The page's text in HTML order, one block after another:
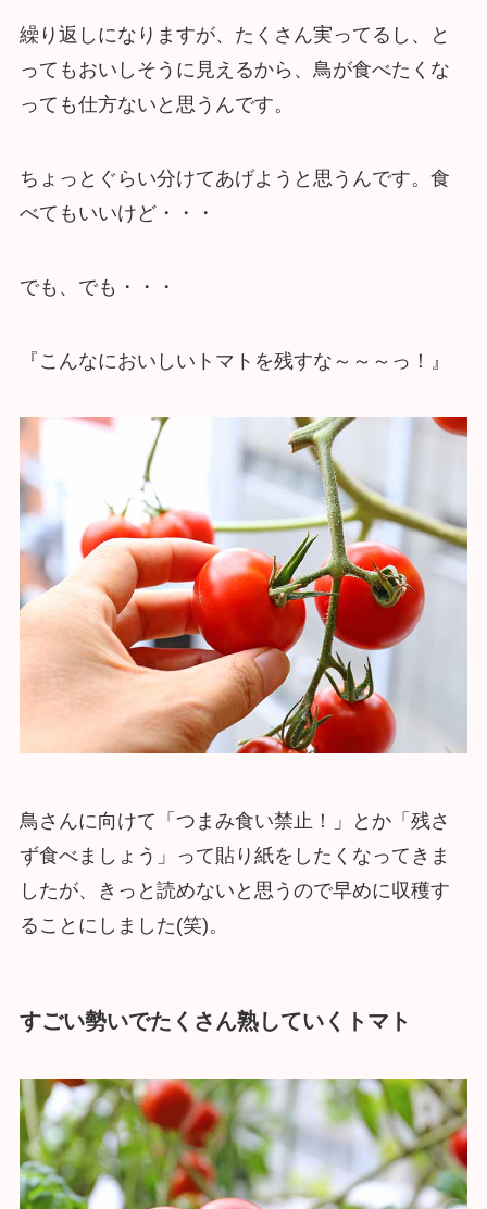
繰り返しになりますが、たくさん実ってるし、と
ってもおいしそうに見えるから、鳥が食べたくな
っても仕方ないと思うんです。
ちょっとぐらい分けてあげようと思うんです。食
べてもいいけど・・・
でも、でも・・・
『こんなにおいしいトマトを残すな～～～っ！』
鳥さんに向けて「つまみ食い禁止！」とか「残さ
ず食べましょう」って貼り紙をしたくなってきま
したが、きっと読めないと思うので早めに収穫す
ることにしました(笑)。
すごい勢いでたくさん熟していくトマト